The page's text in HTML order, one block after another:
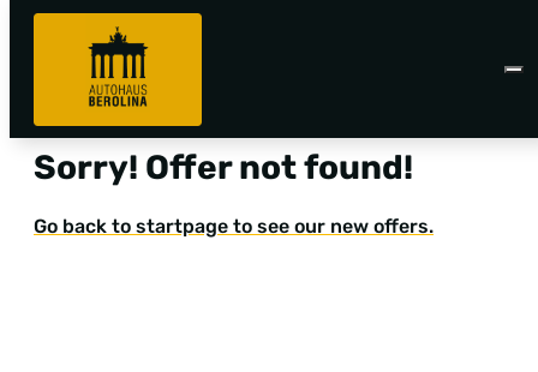
Sorry! Offer not found!
Go back to startpage to see our new offers.